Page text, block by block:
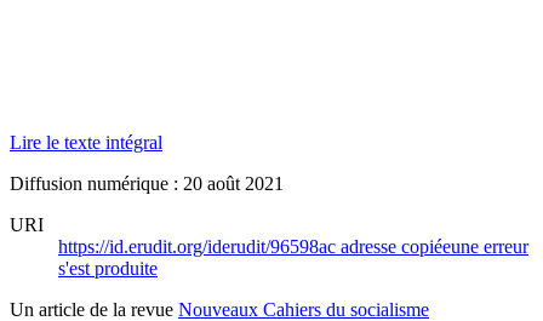
Lire le texte intégral
Diffusion numérique : 20 août 2021
URI
https://id.erudit.org/iderudit/96598ac adresse copiéeune erreur
s'est produite
Un article de la revue Nouveaux Cahiers du socialisme